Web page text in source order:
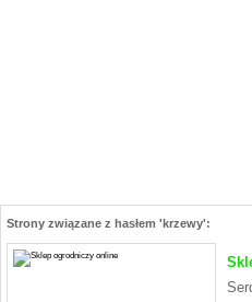
Strony związane z hasłem 'krzewy':